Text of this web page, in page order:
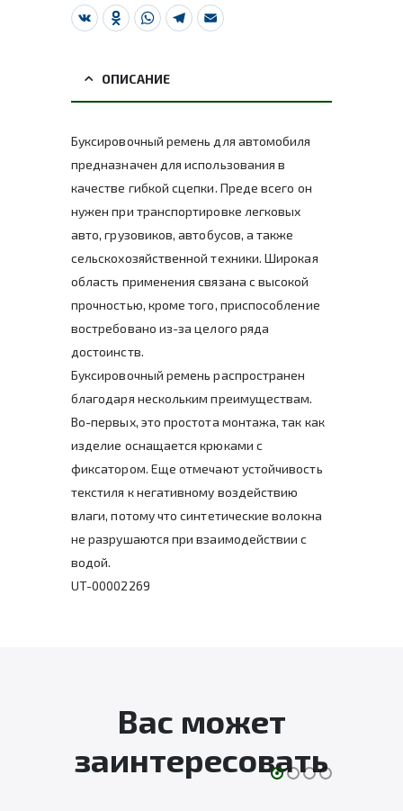
VK Odnoklassniki
WhatsApp
Telegram
Email
ОПИСАНИЕ
Буксировочный ремень для автомобиля
предназначен для использования в
качестве гибкой сцепки. Преде всего он
нужен при транспортировке легковых
авто, грузовиков, автобусов, а также
сельскохозяйственной техники. Широкая
область применения связана с высокой
прочностью, кроме того, приспособление
востребовано из-за целого ряда
достоинств.
Буксировочный ремень распространен
благодаря нескольким преимуществам.
Во-первых, это простота монтажа, так как
изделие оснащается крюками с
фиксатором. Еще отмечают устойчивость
текстиля к негативному воздействию
влаги, потому что синтетические волокна
не разрушаются при взаимодействии с
водой.
UT-00002269
Вас может
заинтересовать